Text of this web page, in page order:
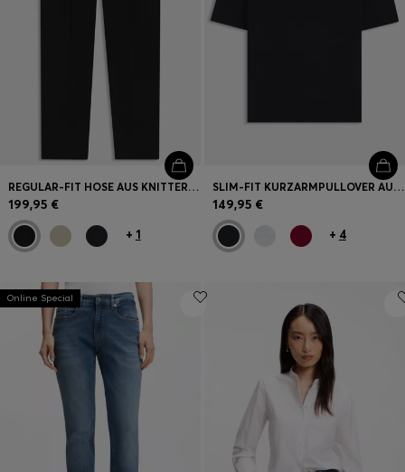
REGULAR-FIT HOSE AUS KNITTERFREIEM KREPP IN CROPPED-LÄNGE
199,95 €
+ 1
SLIM-FIT KURZARMPULLOVER AUS SUPERFEINER MERINOWOLLE
149,95 €
+ 4
Online Special